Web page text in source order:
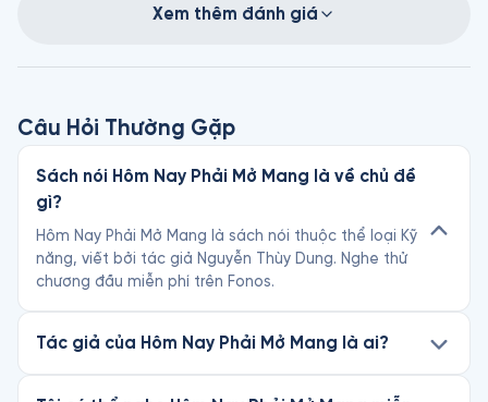
Xem thêm đánh giá
Câu Hỏi Thường Gặp
Sách nói Hôm Nay Phải Mở Mang là về chủ đề
gì?
Hôm Nay Phải Mở Mang là sách nói thuộc thể loại Kỹ
năng, viết bởi tác giả Nguyễn Thùy Dung. Nghe thử
chương đầu miễn phí trên Fonos.
Tác giả của Hôm Nay Phải Mở Mang là ai?